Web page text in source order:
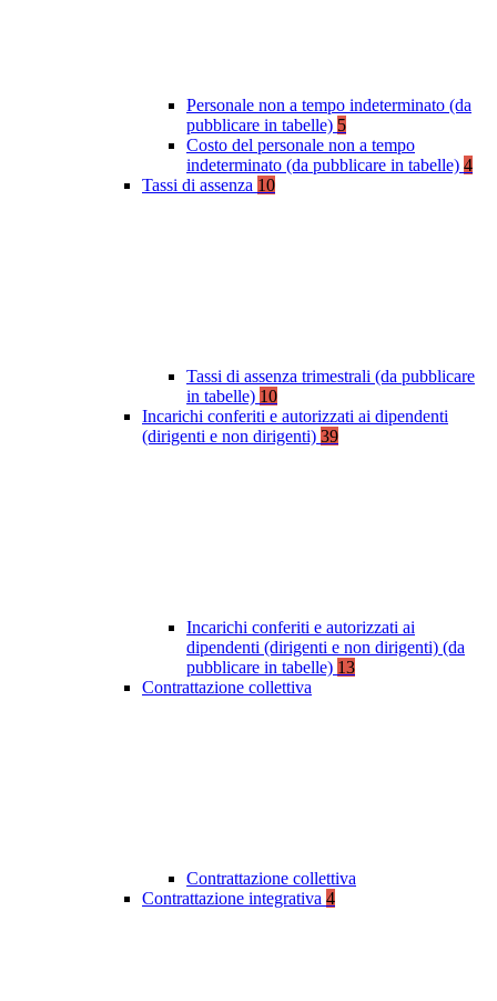
Personale non a tempo indeterminato (da
pubblicare in tabelle) 5
Costo del personale non a tempo
indeterminato (da pubblicare in tabelle) 4
Tassi di assenza 10
Tassi di assenza trimestrali (da pubblicare
in tabelle) 10
Incarichi conferiti e autorizzati ai dipendenti
(dirigenti e non dirigenti) 39
Incarichi conferiti e autorizzati ai
dipendenti (dirigenti e non dirigenti) (da
pubblicare in tabelle) 13
Contrattazione collettiva
Contrattazione collettiva
Contrattazione integrativa 4